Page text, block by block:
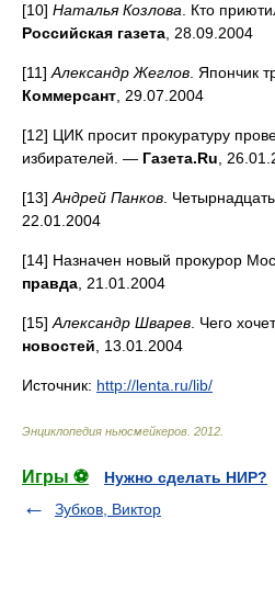
[10] Наталья Козлова . Кто
Российская газета , 28.09.2004
[11] Александр Жеглов . Япончик
Коммерсант , 29.07.2004
[12] ЦИК просит прокуратуру
избирателей. — Газета.Ru ,
[13] Андрей Панков .
22.01.2004
[14] Назначен новый прокурор
правда , 21.01.2004
[15] Александр Шварев . Чего
новостей , 13.01.2004
Источник: http://lenta.ru/lib/
Энциклопедия ньюсмейкеров 2012
Игры ⚽
Нужно сделать НИР?
Зубков, Виктор